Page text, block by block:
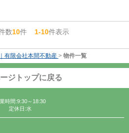
数10件1-10件表示
有限会社本間不動産 > 物件一覧
ジトップに戻る
時間:9:30～18:30
定休日:水